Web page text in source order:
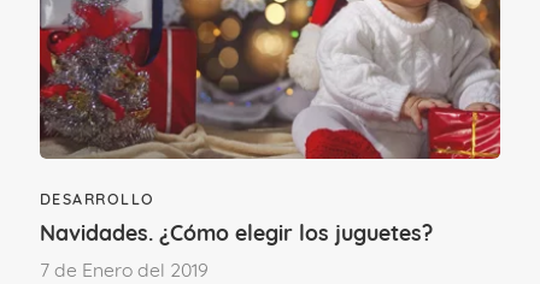
¿Te ha gustado este contenido?
¡Sí, mucho!
No tanto como
esperaba
DESARROLLO
Navidades. ¿Cómo elegir los juguetes?
7 de Enero del 2019